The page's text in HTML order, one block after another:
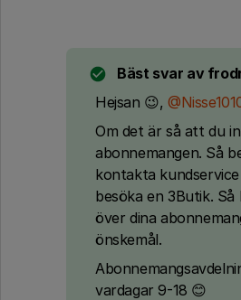
Bäst svar av
Hejsan 😉,
Om det är så att du
abonnemangen. Så
kontakta
besöka en 3Butik. Så
över dina
önskemål.
vardagar 9-18 😊